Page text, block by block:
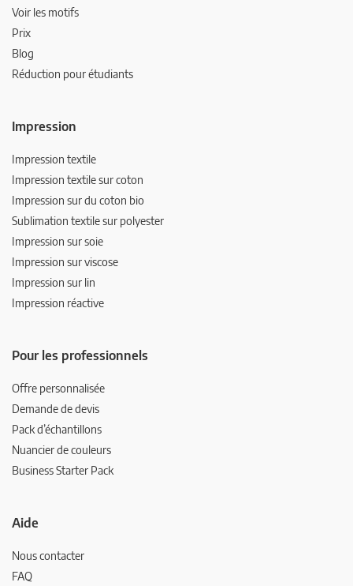
Voir les motifs
Prix
Blog
Réduction pour étudiants
Impression
Impression textile
Impression textile sur coton
Impression sur du coton bio
Sublimation textile sur polyester
Impression sur soie
Impression sur viscose
Impression sur lin
Impression réactive
Pour les professionnels
Offre personnalisée
Demande de devis
Pack d’échantillons
Nuancier de couleurs
Business Starter Pack
Aide
Nous contacter
FAQ